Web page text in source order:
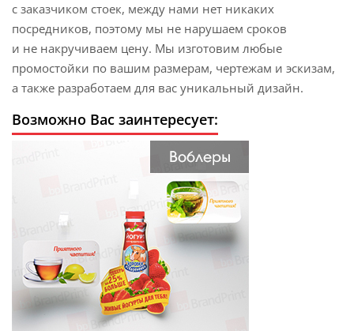
с заказчиком стоек, между нами нет никаких
посредников, поэтому мы не нарушаем сроков
и не накручиваем цену. Мы изготовим любые
промостойки по вашим размерам, чертежам и эскизам,
а также разработаем для вас уникальный дизайн.
Возможно Вас заинтересует: